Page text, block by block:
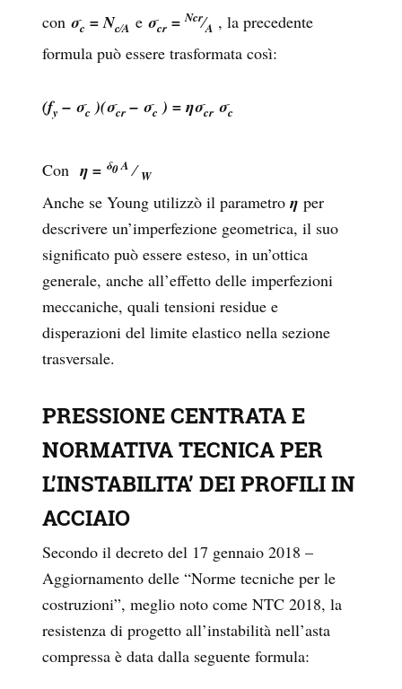
con σc = Nc⁄A e σcr =Ncr⁄A , la precedente
formula può essere trasformata così:
(fy – σc )(σcr – σc ) = ησcr σc
Con η = δ0A⁄W
Anche se Young utilizzò il parametro η per
descrivere un’imperfezione geometrica, il suo
significato può essere esteso, in un’ottica
generale, anche all’effetto delle imperfezioni
meccaniche, quali tensioni residue e
disperazioni del limite elastico nella sezione
trasversale.
PRESSIONE CENTRATA E
NORMATIVA TECNICA PER
L’INSTABILITA’ DEI PROFILI IN
ACCIAIO
Secondo il decreto del 17 gennaio 2018 –
Aggiornamento delle “Norme tecniche per le
costruzioni”, meglio noto come NTC 2018, la
resistenza di progetto all’instabilità nell’asta
compressa è data dalla seguente formula: